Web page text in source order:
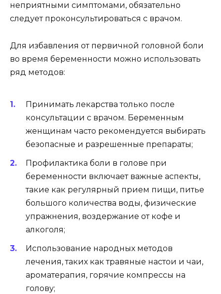
неприятными симптомами, обязательно
следует проконсультироваться с врачом.
Для избавления от первичной головной боли
во время беременности можно использовать
ряд методов:
Принимать лекарства только после
консультации с врачом. Беременным
женщинам часто рекомендуется выбирать
безопасные и разрешенные препараты;
Профилактика боли в голове при
беременности включает важные аспекты,
такие как регулярный прием пищи, питье
большого количества воды, физические
упражнения, воздержание от кофе и
алкоголя;
Использование народных методов
лечения, таких как травяные настои и чаи,
ароматерапия, горячие компрессы на
голову;